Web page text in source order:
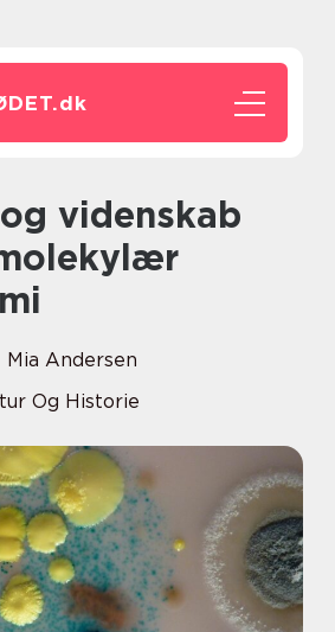
dk
Mia Andersen
Og Historie